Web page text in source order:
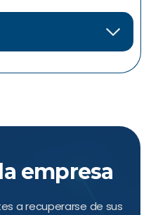
empresa
a recuperarse de sus